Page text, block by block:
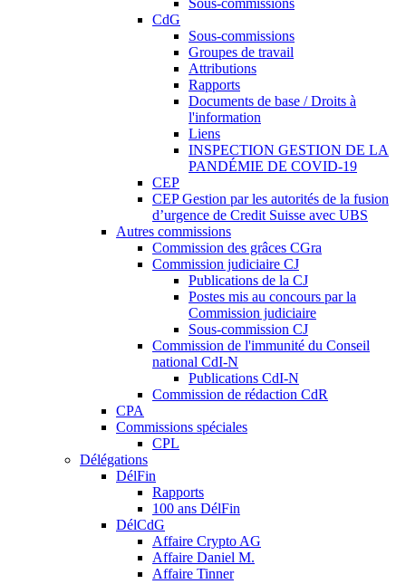
Sous-commissions
CdG
Sous-commissions
Groupes de travail
Attributions
Rapports
Documents de base / Droits à
l'information
Liens
INSPECTION GESTION DE LA
PANDÉMIE DE COVID-19
CEP
CEP Gestion par les autorités de la fusion
d’urgence de Credit Suisse avec UBS
Autres commissions
Commission des grâces CGra
Commission judiciaire CJ
Publications de la CJ
Postes mis au concours par la
Commission judiciaire
Sous-commission CJ
Commission de l'immunité du Conseil
national CdI-N
Publications CdI-N
Commission de rédaction CdR
CPA
Commissions spéciales
CPL
Délégations
DélFin
Rapports
100 ans DélFin
DélCdG
Affaire Crypto AG
Affaire Daniel M.
Affaire Tinner